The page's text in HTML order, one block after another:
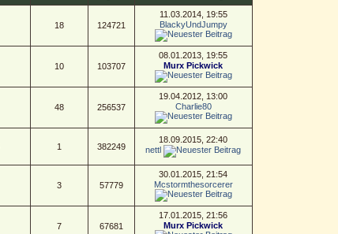
18 124721
11.03.2014, 19:55
BlackyUndJumpy
10 103707
08.01.2013, 19:55
Murx Pickwick
48 256537
19.04.2012, 13:00
Charlie80
1 382249
18.09.2015, 22:40
nettl
3 57779
30.01.2015, 21:54
Mcstormthesorcerer
7 67681
17.01.2015, 21:56
Murx Pickwick